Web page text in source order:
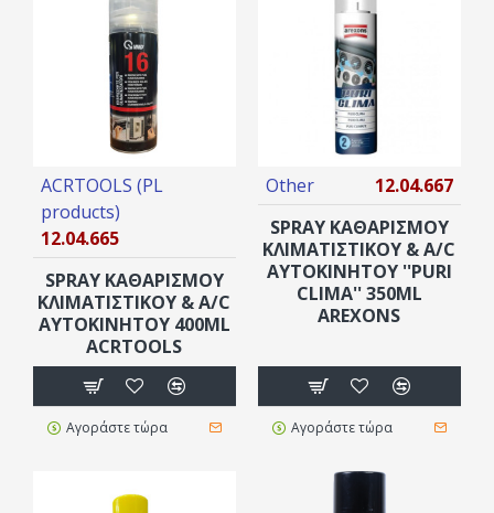
ACRTOOLS (PL
products)
12.04.665
SPRAY ΚΑΘΑΡΙΣΜΟΎ
ΚΛΙΜΑΤΙΣΤΙΚΟΎ & A/C
ΑΥΤΟΚΙΝΉΤΟΥ 400ML
ACRTOOLS
Αγοράστε τώρα
Other
12.04.667
SPRAY ΚΑΘΑΡΙΣΜΟΎ
ΚΛΙΜΑΤΙΣΤΙΚΟΎ & Α/C
ΑΥΤΟΚΙΝΉΤΟΥ ''PURI
CLIMA'' 350ML
AREXONS
Αγοράστε τώρα